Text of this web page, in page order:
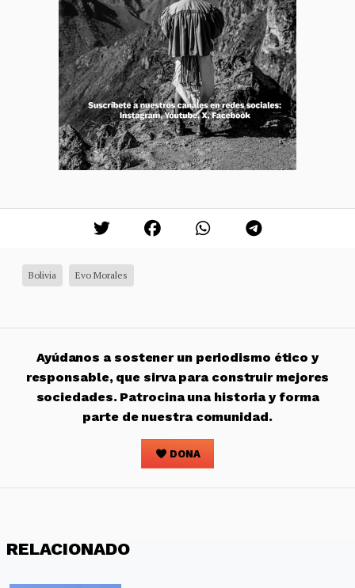
Bolivia Evo Morales
Ayúdanos a sostener un periodismo ético y
responsable, que sirva para construir mejores
sociedades. Patrocina una historia y forma
parte de nuestra comunidad.
DONA
RELACIONADO